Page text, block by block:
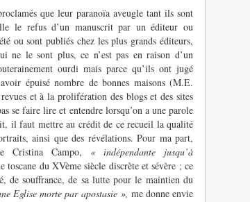
que leur paranoïa aveugle tant ils sont
le refus d’un manuscrit par un éditeur ou
ou sont publiés chez les plus grands éditeurs,
ne le sont plus, ce n’est pas en raison d’un
ourdi mais parce qu’ils ont jugé
épuisé nombre de bonnes maisons (M.E.
et à la prolifération des blogs et des sites
se faire lire et entendre lorsqu’on a une parole
il faut mettre au crédit de ce recueil la qualité
ainsi que des révélations. Pour ma part,
Cristina Campo, « indépendante jusqu’à
toscane du XVème siècle discrète et sévère ; ce
de souffrance, de sa lutte pour le maintien du
Eglise morte par apostasie », me donne envie